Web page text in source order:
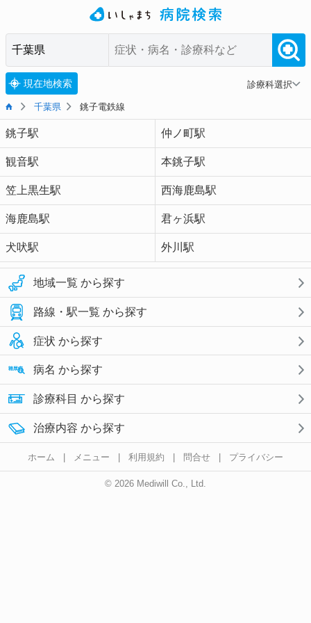
現在地検索 診療科選択
千葉県 銚子電鉄線
銚子駅 仲ノ町駅
観音駅 本銚子駅
笠上黒生駅 西海鹿島駅
海鹿島駅 君ヶ浜駅
犬吠駅 外川駅
地域一覧 から探す
路線・駅一覧 から探す
症状 から探す
病名 から探す
診療科目 から探す
治療内容 から探す
ホーム | メニュー | 利用規約 | 問合せ | プライバシー
© 2026 Mediwill Co., Ltd.